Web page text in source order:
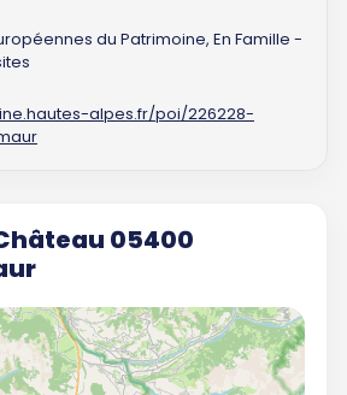
du Patrimoine, En Famille -
alpes.fr/poi/226228-
05400